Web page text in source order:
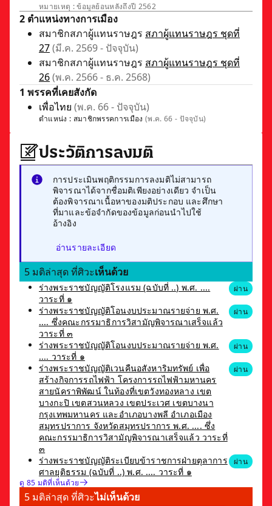
หมายเหตุ : ข้อมูลย้อนหลังถึงปี 2562
2 ตำแหน่งทางการเมือง
สมาชิกสภาผู้แทนราษฎร สภาผู้แทนราษฎร ชุดที่
27(มี.ค. 2569 - ปัจจุบัน)
สมาชิกสภาผู้แทนราษฎร สภาผู้แทนราษฎร ชุดที่
26(พ.ค. 2566 - ธ.ค. 2568)
1 พรรคที่เคยสังกัด
เพื่อไทย (พ.ค. 66 - ปัจจุบัน)
ตำแหน่ง : สมาชิกพรรคการเมือง(พ.ค. 66 - ปัจจุบัน)
ประวัติการลงมติ
การประเมินพฤติกรรมการลงมติไม่สามารถ
พิจารณาได้จากชื่อมติเพียงอย่างเดียว จำเป็น
ต้องพิจารณาเนื้อหาของมติประกอบ และศึกษา
ที่มาและข้อจำกัดของข้อมูลก่อนนำไปใช้
อ้างอิง
อ่านรายละเอียด
5 มติล่าสุด ที่ศิวะเห็นด้วย
ร่างพระราชบัญญัติโรงแรม (ฉบับที่ ..) พ.ศ. ....
วาระที่ ๑
ผ่าน
ร่างพระราชบัญญัติโอนงบประมาณรายจ่าย พ.ศ.
.... ซึ่งคณะกรรมาธิการวิสามัญพิจารณาเสร็จแล้ว
วาระที่ ๓
ผ่าน
ร่างพระราชบัญญัติโอนงบประมาณรายจ่าย พ.ศ.
.... วาระที่ ๑
ผ่าน
ร่างพระราชบัญญัติเวนคืนอสังหาริมทรัพย์ เพื่อ
สร้างกิจการรถไฟฟ้า โครงการรถไฟฟ้ามหานคร
สายนัคราพิพัฒน์ ในท้องที่เขตวังทองหลาง เขต
บางกะปิ เขตสวนหลวง เขตประเวศ เขตบางนา
กรุงเทพมหานคร และอำเภอบางพลี อำเภอเมือง
สมุทรปราการ จังหวัดสมุทรปราการ พ.ศ. .... ซึ่ง
คณะกรรมาธิการวิสามัญพิจารณาเสร็จแล้ว วาระที่
๓
ผ่าน
ร่างพระราชบัญญัติระเบียบข้าราชการฝ่ายตุลาการ
ศาลยุติธรรม (ฉบับที่ ..) พ.ศ. .... วาระที่ ๑
ผ่าน
ดู 85 มติที่เห็นด้วย
5 มติล่าสุด ที่ศิวะไม่เห็นด้วย